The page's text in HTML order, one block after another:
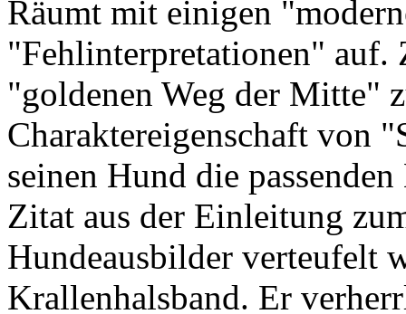
Räumt mit einigen
"Fehlinterpretationen" auf.
"goldenen Weg der Mitte"
Charaktereigenschaft von
seinen Hund die
Zitat aus der Einleitung
Hundeausbilder verteufelt
Krallenhalsband. Er